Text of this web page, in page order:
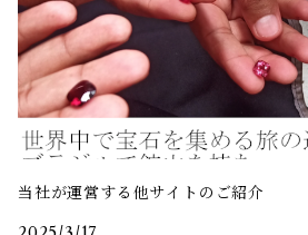
当社が運営する他サイトのご紹介